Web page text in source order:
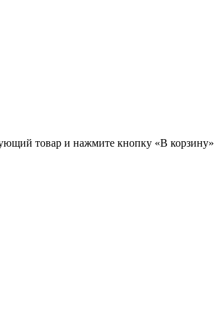
товар и нажмите кнопку «В корзину»